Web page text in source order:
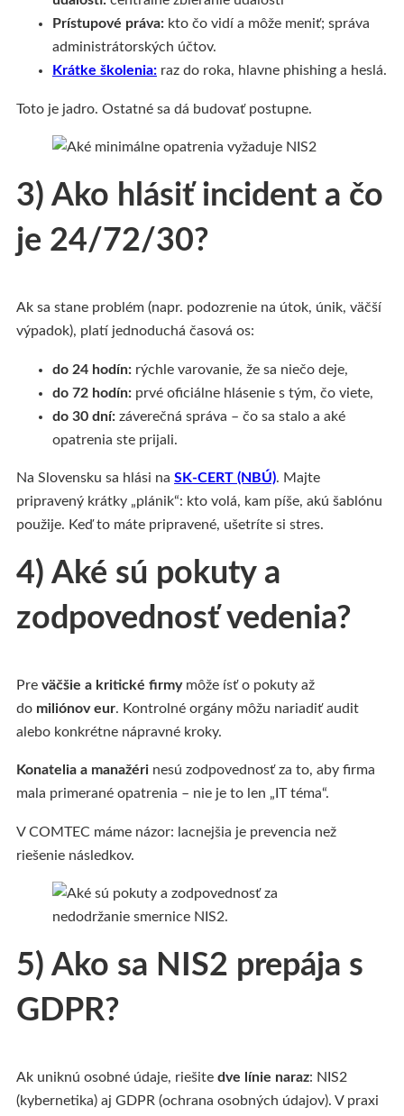
Prístupové práva: kto čo vidí a môže meniť; správa
administrátorských účtov.
Krátke školenia: raz do roka, hlavne phishing a heslá.
Toto je jadro. Ostatné sa dá budovať postupne.
3) Ako hlásiť incident a čo
je 24/72/30?
Ak sa stane problém (napr. podozrenie na útok, únik, väčší
výpadok), platí jednoduchá časová os:
do 24 hodín: rýchle varovanie, že sa niečo deje,
do 72 hodín: prvé oficiálne hlásenie s tým, čo viete,
do 30 dní: záverečná správa – čo sa stalo a aké
opatrenia ste prijali.
Na Slovensku sa hlási na SK‑CERT (NBÚ). Majte
pripravený krátky „plánik“: kto volá, kam píše, akú šablónu
použije. Keď to máte pripravené, ušetríte si stres.
4) Aké sú pokuty a
zodpovednosť vedenia?
Pre väčšie a kritické firmymôže ísť o pokuty až
do miliónov eur. Kontrolné orgány môžu nariadiť audit
alebo konkrétne nápravné kroky.
Konatelia a manažéri nesú zodpovednosť za to, aby firma
mala primerané opatrenia – nie je to len „IT téma“.
V COMTEC máme názor: lacnejšia je prevencia než
riešenie následkov.
5) Ako sa NIS2 prepája s
GDPR?
Ak uniknú osobné údaje, riešite dve línie naraz: NIS2
(kybernetika) aj GDPR (ochrana osobných údajov). V praxi